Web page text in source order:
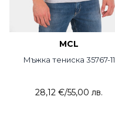
MCL
Мъжка тениска 35767-11
28,12 €/55,00 лв.